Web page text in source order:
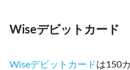
Wiseデビットカード
Wiseデビットカードは150